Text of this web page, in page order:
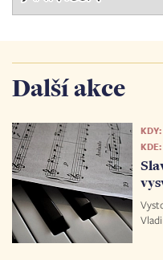
Další akce
KDY:
KDE: